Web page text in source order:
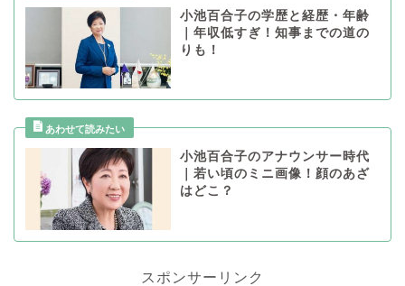
小池百合子の学歴と経歴・年齢
｜年収低すぎ！知事までの道の
りも！
小池百合子のアナウンサー時代
｜若い頃のミニ画像！顔のあざ
はどこ？
スポンサーリンク